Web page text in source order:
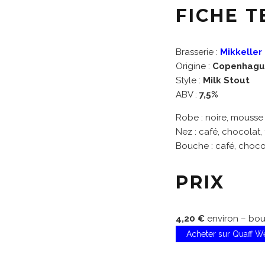
FICHE
Brasserie : Mikkeller
Origine :
Style : Milk Stout
ABV : 7,5%
Robe : noire,
Nez : café,
Bouche : café,
PRIX
4,20 € environ –
Acheter sur Quaff